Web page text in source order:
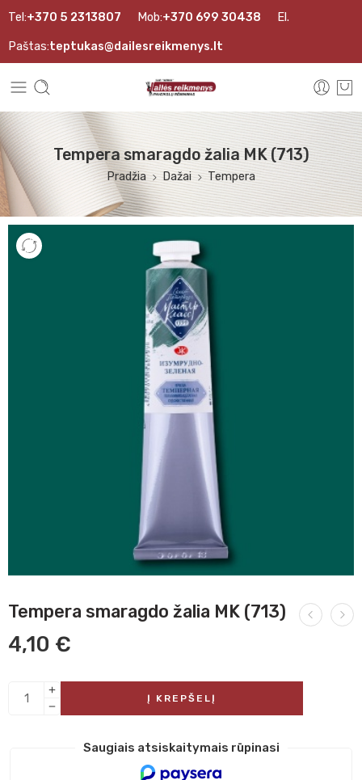
Tel:+370 5 2313807 Mob:+370 699 30438 El.
Paštas:teptukas@dailesreikmenys.lt
Tempera smaragdo žalia MK (713)
Pradžia Dažai Tempera
Tempera smaragdo žalia MK (713)
4,10 €
Į KREPŠELĮ
Saugiais atsiskaitymais rūpinasi